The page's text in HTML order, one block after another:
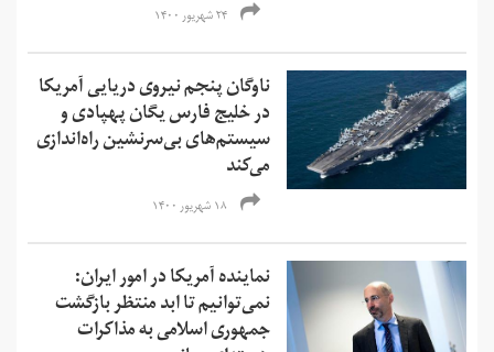
۲۴ شهریور ۱۴۰۰
ناوگان پنجم نیروی دریایی آمریکا
در خلیج فارس یگان پهپادی و
سیستم‌های بی‌سرنشین راه‌اندازی
می‌کند
۱۸ شهریور ۱۴۰۰
نماینده آمریکا در امور ایران:
نمی‌‌توانیم تا ابد منتظر بازگشت
جمهوری اسلامی به مذاکرات